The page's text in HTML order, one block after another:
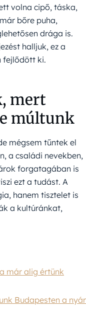
volna cipő, táska,
bőre puha,
drága is.
halljuk, ez a
fejlődött ki.
mert
múltunk
mégsem tűntek el
a családi nevekben,
forgatagában is
ezt a tudást. A
hanem tisztelet is
a kultúránkat,
már alig értünk
Budapesten a nyár